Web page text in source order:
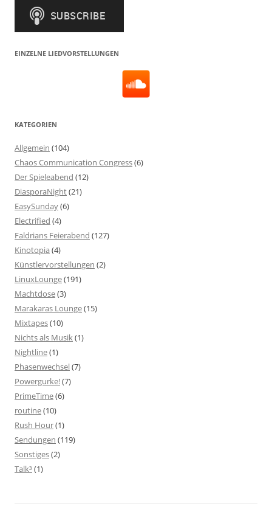
EINZELNE LIEDVORSTELLUNGEN
KATEGORIEN
Allgemein (104)
Chaos Communication Congress(6)
Der Spieleabend (12)
DiasporaNight(21)
EasySunday(6)
Electrified (4)
Faldrians Feierabend (127)
Kinotopia(4)
Künstlervorstellungen (2)
LinuxLounge(191)
Machtdose(3)
Marakaras Lounge(15)
Mixtapes(10)
Nichts als Musik(1)
Nightline(1)
Phasenwechsel(7)
Powergurke!(7)
PrimeTime(6)
routine(10)
Rush Hour(1)
Sendungen (119)
Sonstiges(2)
Talk³ (1)